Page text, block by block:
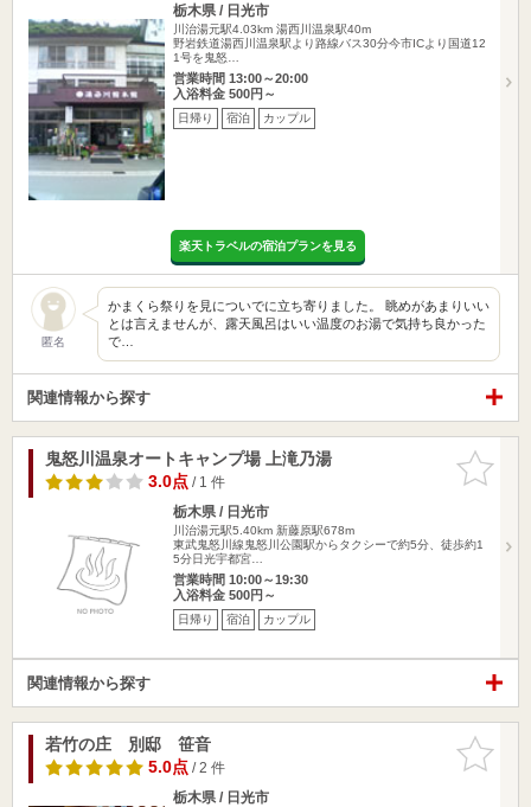
栃木県 / 日光市
川治湯元駅4.03km 湯西川温泉駅40m
野岩鉄道湯西川温泉駅より路線バス30分今市ICより国道12
1号を鬼怒…
営業時間 13:00～20:00
入浴料金 500円～
日帰り 宿泊 カップル
楽天トラベルの宿泊プランを見る
匿名
かまくら祭りを見についでに立ち寄りました。 眺めがあまりいい
とは言えませんが、露天風呂はいい温度のお湯で気持ち良かった
で…
関連情報から探す
お気に入
りに追加
鬼怒川温泉オートキャンプ場 上滝乃湯
3.0点/ 1 件
栃木県 / 日光市
川治湯元駅5.40km 新藤原駅678m
東武鬼怒川線鬼怒川公園駅からタクシーで約5分、徒歩約1
5分日光宇都宮…
営業時間 10:00～19:30
入浴料金 500円～
日帰り 宿泊 カップル
関連情報から探す
お気に入
りに追加
若竹の庄 別邸 笹音
5.0点/ 2 件
栃木県 / 日光市